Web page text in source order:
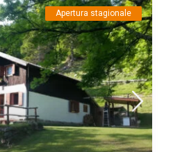
Apertura stagionale